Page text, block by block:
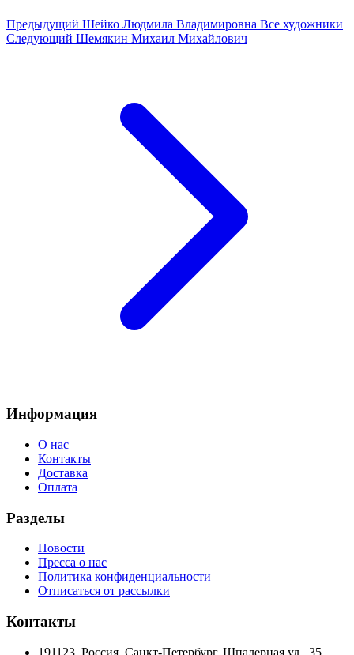
Предыдущий Шейко Людмила Владимировна Все художники
Следующий Шемякин Михаил Михайлович
Информация
О нас
Контакты
Доставка
Оплата
Разделы
Новости
Пресса о нас
Политика конфиденциальности
Отписаться от рассылки
Контакты
191123, Россия, Санкт-Петербург, Шпалерная ул., 35